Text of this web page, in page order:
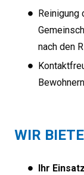
Reinigung
nach den
WIR
Ihr